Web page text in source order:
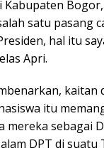
Kabupaten
satu pasang
hal itu
Apri.
kaitan
itu
mereka sebagai
DPT di suatu